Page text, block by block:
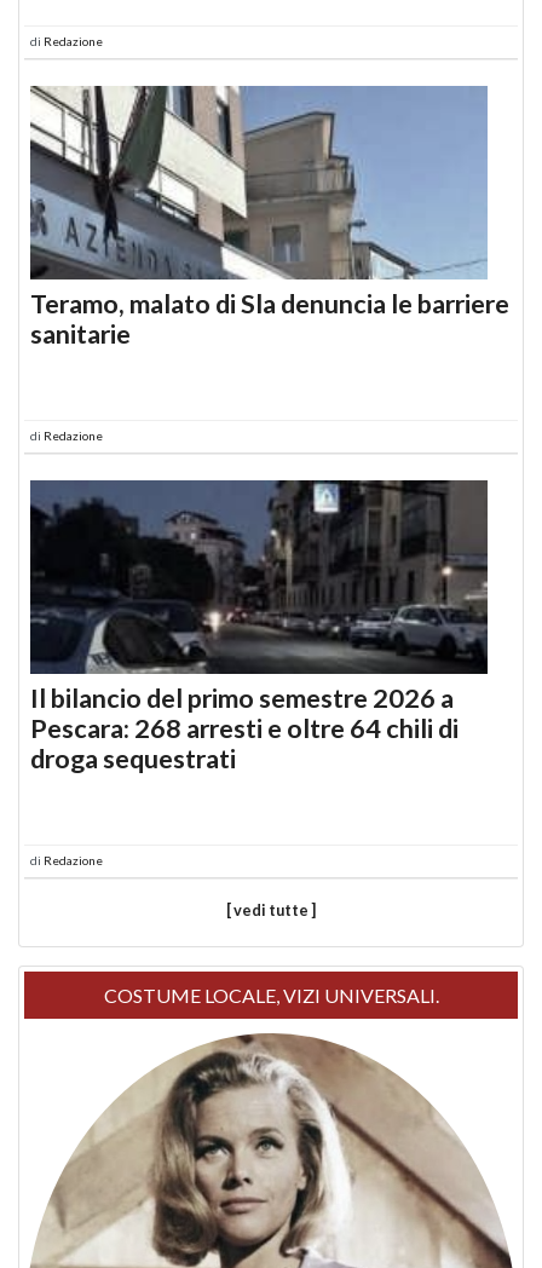
di Redazione
Teramo, malato di Sla denuncia le barriere
sanitarie
di Redazione
Il bilancio del primo semestre 2026 a
Pescara: 268 arresti e oltre 64 chili di
droga sequestrati
di Redazione
[ vedi tutte ]
COSTUME LOCALE, VIZI UNIVERSALI.